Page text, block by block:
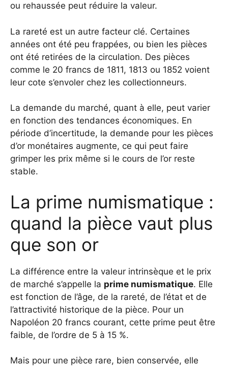
ou rehaussée peut réduire la valeur.
La rareté est un autre facteur clé. Certaines
années ont été peu frappées, ou bien les pièces
ont été retirées de la circulation. Des pièces
comme le 20 francs de 1811, 1813 ou 1852 voient
leur cote s’envoler chez les collectionneurs.
La demande du marché, quant à elle, peut varier
en fonction des tendances économiques. En
période d’incertitude, la demande pour les pièces
d’or monétaires augmente, ce qui peut faire
grimper les prix même si le cours de l’or reste
stable.
La prime numismatique :
quand la pièce vaut plus
que son or
La différence entre la valeur intrinsèque et le prix
de marché s’appelle la prime numismatique. Elle
est fonction de l’âge, de la rareté, de l’état et de
l’attractivité historique de la pièce. Pour un
Napoléon 20 francs courant, cette prime peut être
faible, de l’ordre de 5 à 15 %.
Mais pour une pièce rare, bien conservée, elle